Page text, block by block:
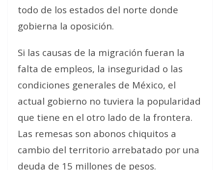
todo de los estados del norte donde
gobierna la oposición.
Si las causas de la migración fueran la
falta de empleos, la inseguridad o las
condiciones generales de México, el
actual gobierno no tuviera la popularidad
que tiene en el otro lado de la frontera.
Las remesas son abonos chiquitos a
cambio del territorio arrebatado por una
deuda de 15 millones de pesos.